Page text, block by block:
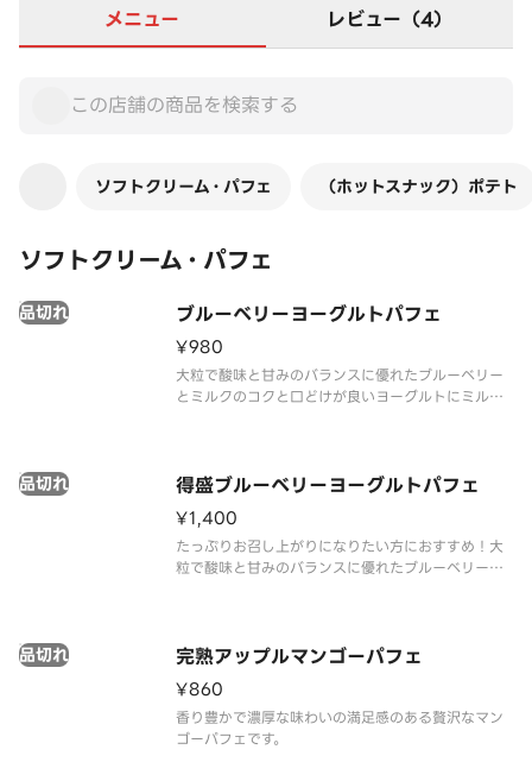
メニュー レビュー（4）
ソフトクリーム・パフェ （ホットスナック）ポテト
ソフトクリーム・パフェ
ブルーベリーヨーグルトパフェ
品切れ
¥980
大粒で酸味と甘みのバランスに優れたブルーベリー
とミルクのコクと口どけが良いヨーグルトにミルク
得盛ブルーベリーヨーグルトパフェ
品切れ
¥1,400
たっぷりお召し上がりになりたい方におすすめ！大
粒で酸味と甘みのバランスに優れたブルーベリーと
完熟アップルマンゴーパフェ
品切れ
¥860
香り豊かで濃厚な味わいの満足感のある贅沢なマン
ゴーパフェです。